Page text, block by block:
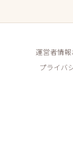
運営者情報
プライバ